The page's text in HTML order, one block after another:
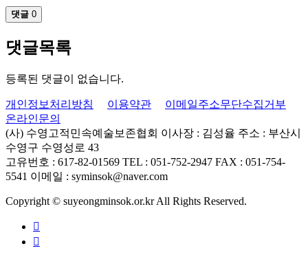
댓글 0
댓글목록
등록된 댓글이 없습니다.
개인정보처리방침 이용약관
이메일주소무단수집거부
온라인문의
(사) 수영고적민속예술보존협회 이사장 : 김성율 주소 : 부산시
수영구 수영성로 43
고유번호 : 617-82-01569 TEL : 051-752-2947 FAX : 051-754-
5541 이메일 : syminsok@naver.com
Copyright © suyeongminsok.or.kr All Rights Reserved.